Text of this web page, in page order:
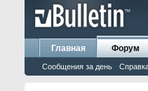
Главная Форум
Сообщения за день